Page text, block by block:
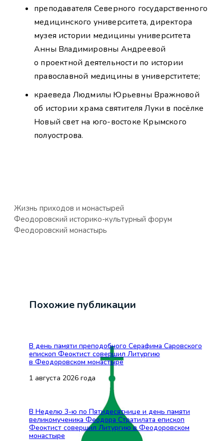
преподавателя Северного государственного
медицинского университета, директора
музея истории медицины университета
Анны Владимировны Андреевой
о проектной деятельности по истории
православной медицины в универститете;
краеведа Людмилы Юрьевны Вражновой
об истории храма святителя Луки в посёлке
Новый свет на юго-востоке Крымского
полуострова.
Жизнь приходов и монастырей
Феодоровский историко-культурный форум
Феодоровский монастырь
Похожие публикации
В день памяти преподобного Серафима Саровского
епископ Феоктист совершил Литургию
в Феодоровском монастыре
1 августа 2026 года
В Неделю 3-ю по Пятидесятнице и день памяти
великомученика Феодора Стратилата епископ
Феоктист совершил Литургию в Феодоровском
монастыре